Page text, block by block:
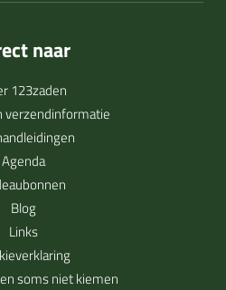
naar
123zaden
verzendinformatie
Agenda
Blog
Links
soms niet kiemen